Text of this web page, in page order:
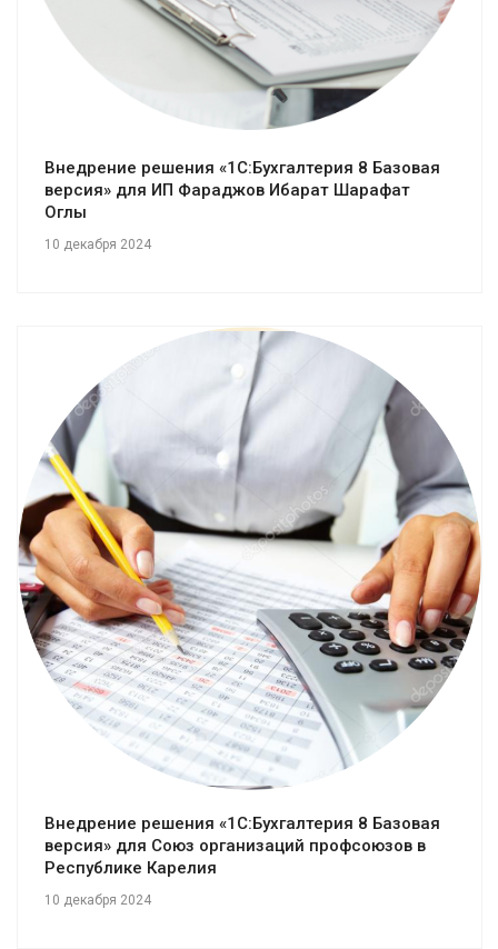
Внедрение решения «1С:Бухгалтерия 8 Базовая
версия» для ИП Фараджов Ибарат Шарафат
Оглы
10 декабря 2024
Смотреть проект
Внедрение решения «1С:Бухгалтерия 8 Базовая
версия» для Союз организаций профсоюзов в
Республике Карелия
10 декабря 2024